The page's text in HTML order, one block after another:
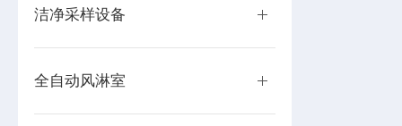
洁净采样设备
全自动风淋室